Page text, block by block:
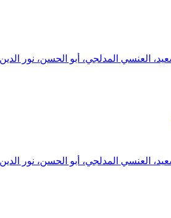
العنسي المدلجي، أبو الحسن، نور
العنسي المدلجي، أبو الحسن، نور